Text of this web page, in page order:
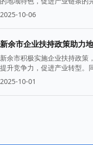
业蓬勃发展。
2025-10-06
新余市企业扶持政策助力
新余市积极实施企业扶持政策
提升竞争力，促进产业转型。
2025-10-01